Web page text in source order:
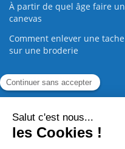
À partir de quel âge faire un
canevas
Comment enlever une tache
sur une broderie
Guide de la Broderie